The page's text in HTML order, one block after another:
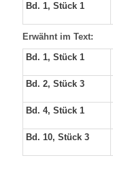
Bd. 1, Stück 1
Erwähnt im Text:
Bd. 1, Stück 1
Bd. 2, Stück 3
Bd. 4, Stück 1
Bd. 10, Stück 3